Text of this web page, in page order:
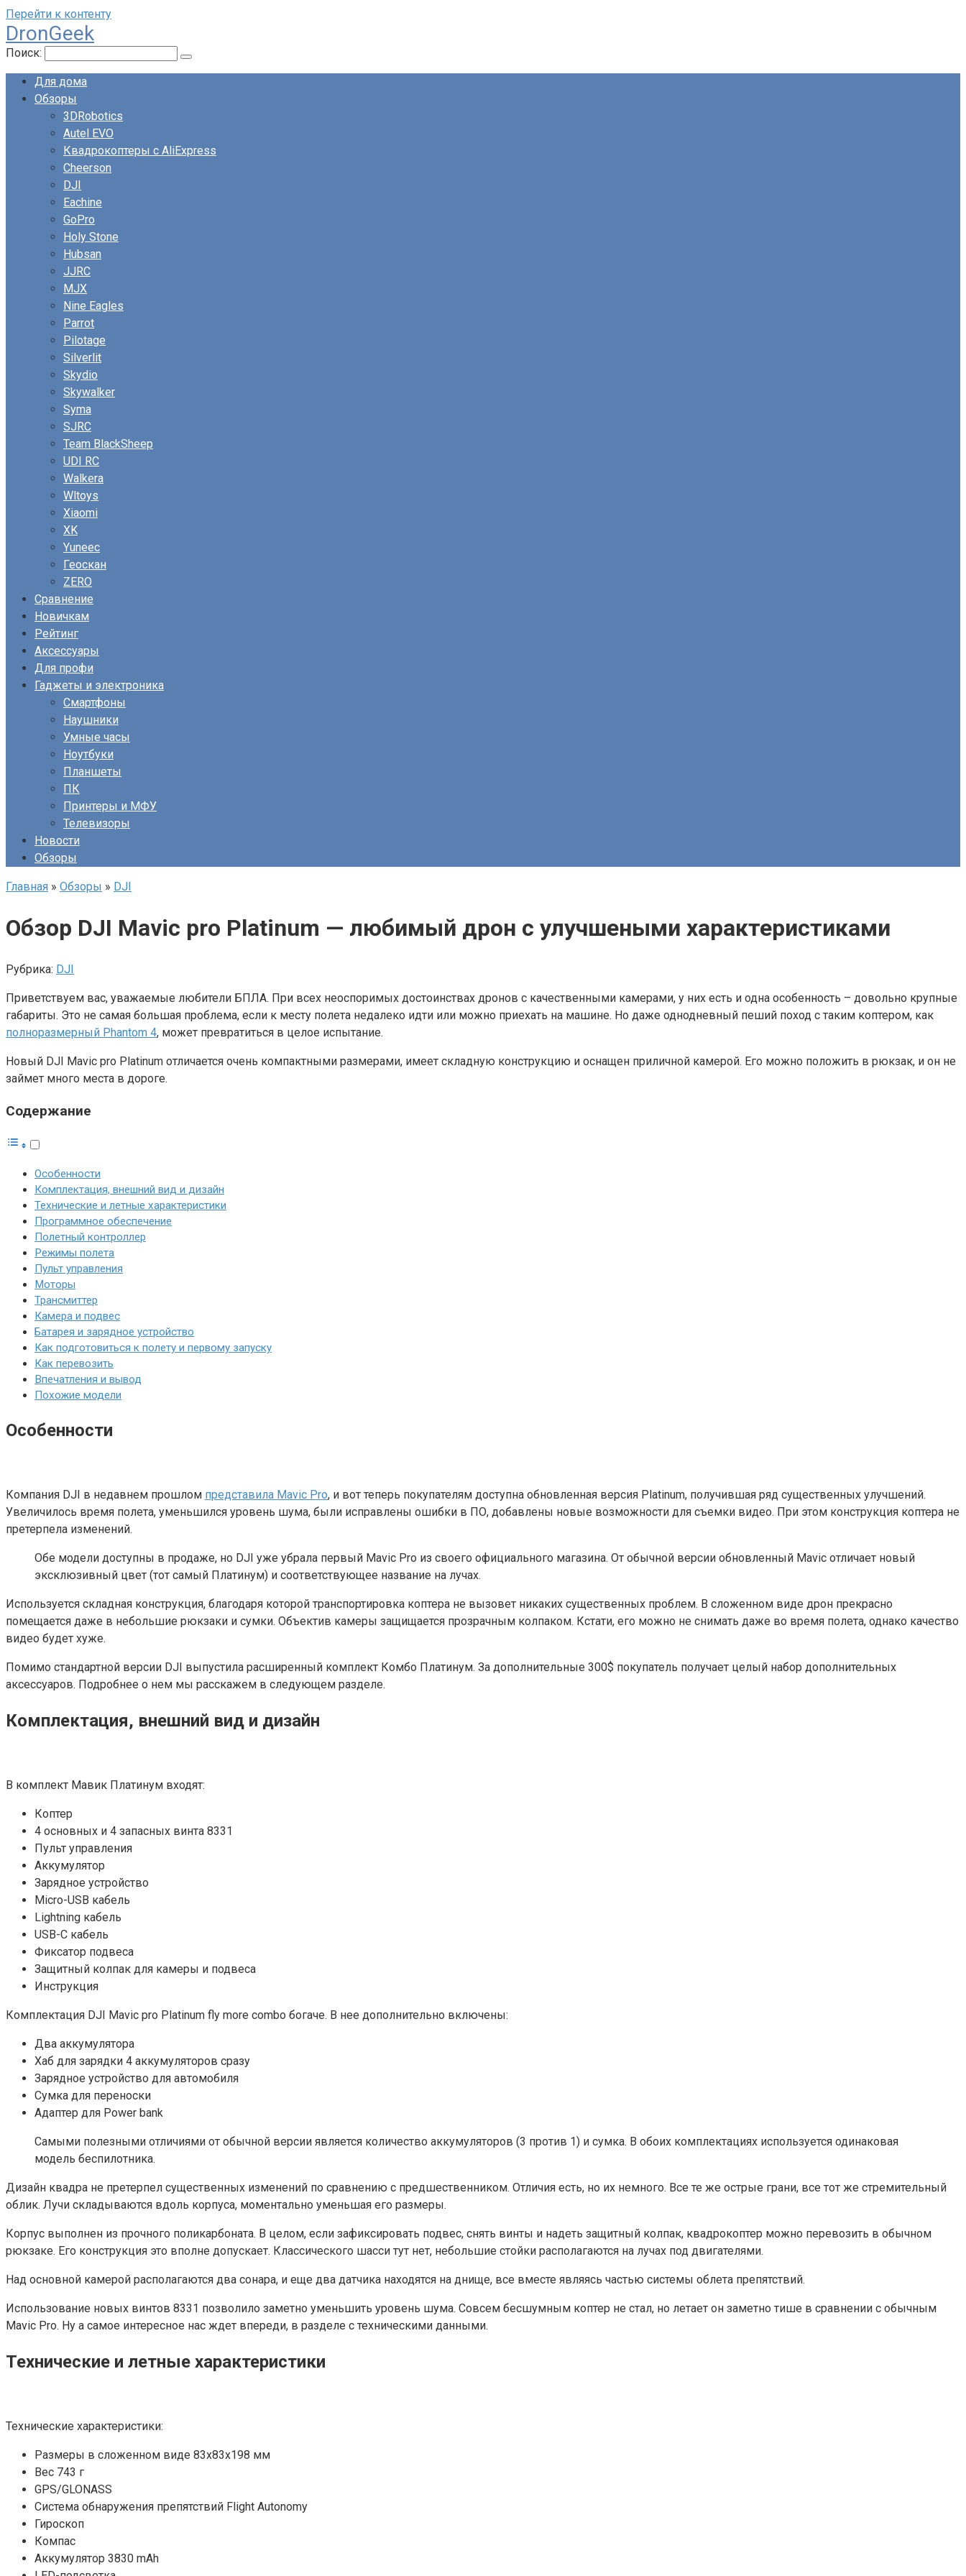
Перейти к контенту
DronGeek
Поиск:
Для дома
Обзоры
3DRobotics
Autel EVO
Квадрокоптеры с AliExpress
Cheerson
DJI
Eachine
GoPro
Holy Stone
Hubsan
JJRC
MJX
Nine Eagles
Parrot
Pilotage
Silverlit
Skydio
Skywalker
Syma
SJRC
Team BlackSheep
UDI RC
Walkera
Wltoys
Xiaomi
XK
Yuneec
Геоскан
ZERO
Сравнение
Новичкам
Рейтинг
Аксессуары
Для профи
Гаджеты и электроника
Смартфоны
Наушники
Умные часы
Ноутбуки
Планшеты
ПК
Принтеры и МФУ
Телевизоры
Новости
Обзоры
Главная » Обзоры » DJI
Обзор DJI Mavic pro Platinum — любимый дрон с улучшеными характеристиками
Рубрика: DJI
Приветствуем вас, уважаемые любители БПЛА. При всех неоспоримых достоинствах дронов с качественными камерами, у них есть и одна особенность – довольно крупные
габариты. Это не самая большая проблема, если к месту полета недалеко идти или можно приехать на машине. Но даже однодневный пеший поход с таким коптером, как
полноразмерный Phantom 4, может превратиться в целое испытание.
Новый DJI Mavic pro Platinum отличается очень компактными размерами, имеет складную конструкцию и оснащен приличной камерой. Его можно положить в рюкзак, и он не
займет много места в дороге.
Содержание
Особенности
Комплектация, внешний вид и дизайн
Технические и летные характеристики
Программное обеспечение
Полетный контроллер
Режимы полета
Пульт управления
Моторы
Трансмиттер
Камера и подвес
Батарея и зарядное устройство
Как подготовиться к полету и первому запуску
Как перевозить
Впечатления и вывод
Похожие модели
Особенности
Компания DJI в недавнем прошлом представила Mavic Pro, и вот теперь покупателям доступна обновленная версия Platinum, получившая ряд существенных улучшений.
Увеличилось время полета, уменьшился уровень шума, были исправлены ошибки в ПО, добавлены новые возможности для съемки видео. При этом конструкция коптера не
претерпела изменений.
Обе модели доступны в продаже, но DJI уже убрала первый Mavic Pro из своего официального магазина. От обычной версии обновленный Mavic отличает новый
эксклюзивный цвет (тот самый Платинум) и соответствующее название на лучах.
Используется складная конструкция, благодаря которой транспортировка коптера не вызовет никаких существенных проблем. В сложенном виде дрон прекрасно
помещается даже в небольшие рюкзаки и сумки. Объектив камеры защищается прозрачным колпаком. Кстати, его можно не снимать даже во время полета, однако качество
видео будет хуже.
Помимо стандартной версии DJI выпустила расширенный комплект Комбо Платинум. За дополнительные 300$ покупатель получает целый набор дополнительных
аксессуаров. Подробнее о нем мы расскажем в следующем разделе.
Комплектация, внешний вид и дизайн
В комплект Мавик Платинум входят:
Коптер
4 основных и 4 запасных винта 8331
Пульт управления
Аккумулятор
Зарядное устройство
Micro-USB кабель
Lightning кабель
USB-C кабель
Фиксатор подвеса
Защитный колпак для камеры и подвеса
Инструкция
Комплектация DJI Mavic pro Platinum fly more combo богаче. В нее дополнительно включены:
Два аккумулятора
Хаб для зарядки 4 аккумуляторов сразу
Зарядное устройство для автомобиля
Сумка для переноски
Адаптер для Power bank
Самыми полезными отличиями от обычной версии является количество аккумуляторов (3 против 1) и сумка. В обоих комплектациях используется одинаковая
модель беспилотника.
Дизайн квадра не претерпел существенных изменений по сравнению с предшественником. Отличия есть, но их немного. Все те же острые грани, все тот же стремительный
облик. Лучи складываются вдоль корпуса, моментально уменьшая его размеры.
Корпус выполнен из прочного поликарбоната. В целом, если зафиксировать подвес, снять винты и надеть защитный колпак, квадрокоптер можно перевозить в обычном
рюкзаке. Его конструкция это вполне допускает. Классического шасси тут нет, небольшие стойки располагаются на лучах под двигателями.
Над основной камерой располагаются два сонара, и еще два датчика находятся на днище, все вместе являясь частью системы облета препятствий.
Использование новых винтов 8331 позволило заметно уменьшить уровень шума. Совсем бесшумным коптер не стал, но летает он заметно тише в сравнении с обычным
Mavic Pro. Ну а самое интересное нас ждет впереди, в разделе с техническими данными.
Технические и летные характеристики
Технические характеристики:
Размеры в сложенном виде 83х83х198 мм
Вес 743 г
GPS/GLONASS
Система обнаружения препятствий Flight Autonomy
Гироскоп
Компас
Аккумулятор 3830 mAh